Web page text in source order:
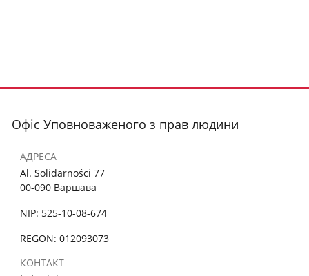
Офіс Уповноваженого з прав людини
АДРЕСА
Al. Solidarności 77
00-090 Варшава
NIP: 525-10-08-674
REGON: 012093073
КОНТАКТ